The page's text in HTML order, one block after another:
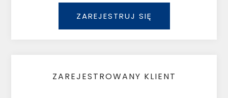
ZAREJESTRUJ SIĘ
ZAREJESTROWANY KLIENT